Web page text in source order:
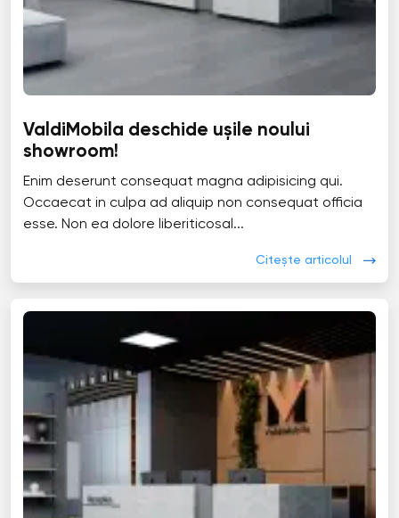
ValdiMobila deschide ușile noului
showroom!
Enim deserunt consequat magna adipisicing qui.
Occaecat in culpa ad aliquip non consequat officia
esse. Non ea dolore liberiticosal...
Citește articolul